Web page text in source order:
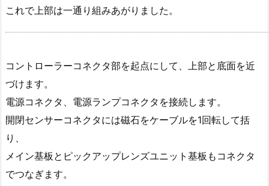
これで上部は一通り組みあがりました。
コントローラーコネクタ部を起点にして、上部と底面を近
づけます。
電源コネクタ、電源ランプコネクタを接続します。
開閉センサーコネクタには磁石をケーブルを1回転して括
り、
メイン基板とピックアップレンズユニット基板もコネクタ
でつなぎます。